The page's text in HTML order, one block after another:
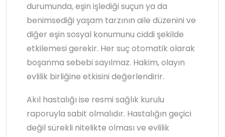
durumunda, eşin işlediği suçun ya da
benimsediği yaşam tarzının aile düzenini ve
diğer eşin sosyal konumunu ciddi şekilde
etkilemesi gerekir. Her suç otomatik olarak
boşanma sebebi sayılmaz. Hakim, olayın
evlilik birliğine etkisini değerlendirir.
Akıl hastalığı ise resmi sağlık kurulu
raporuyla sabit olmalıdır. Hastalığın geçici
değil sürekli nitelikte olması ve evlilik